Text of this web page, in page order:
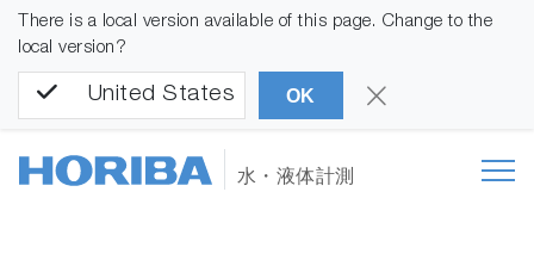
There is a local version available of this page. Change to the
local version?
United States OK
水・液体計測